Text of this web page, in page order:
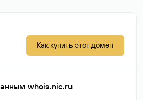
Как купить этот домен
whois.nic.ru